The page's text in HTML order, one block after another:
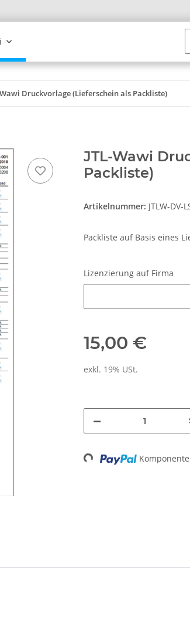
Wawi Druckvorlage (Lieferschein als Packliste)
JTL-Wawi
Packliste)
Artikelnummer: JTLW-DV-
Packliste auf Basis eines
Lizenzierung auf Firma
15,00 €
exkl. 19% USt.
Loading...